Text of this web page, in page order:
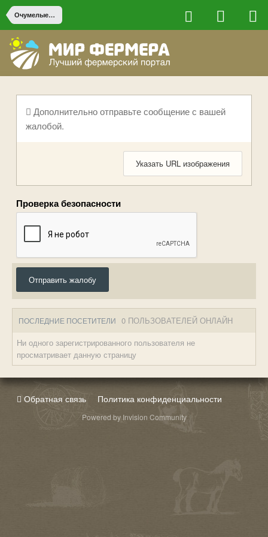
Очумелые ручки
Дополнительно отправьте сообщение с вашей
жалобой.
Указать URL изображения
Проверка безопасности
Отправить жалобу
ПОСЛЕДНИЕ ПОСЕТИТЕЛИ 0 ПОЛЬЗОВАТЕЛЕЙ ОНЛАЙН
Ни одного зарегистрированного пользователя не
просматривает данную страницу
Обратная связь Политика конфиденциальности
Powered by Invision Community